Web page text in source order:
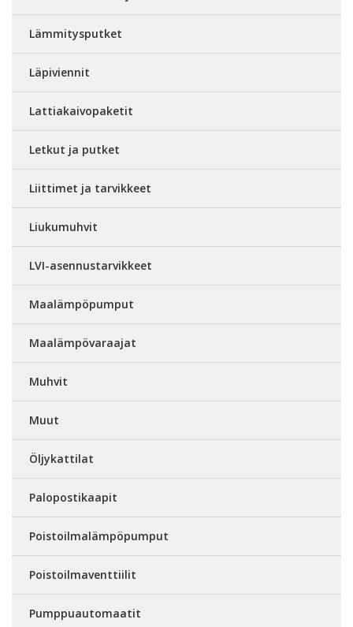
Lämmitysputket
Läpiviennit
Lattiakaivopaketit
Letkut ja putket
Liittimet ja tarvikkeet
Liukumuhvit
LVI-asennustarvikkeet
Maalämpöpumput
Maalämpövaraajat
Muhvit
Muut
Öljykattilat
Palopostikaapit
Poistoilmalämpöpumput
Poistoilmaventtiilit
Pumppuautomaatit